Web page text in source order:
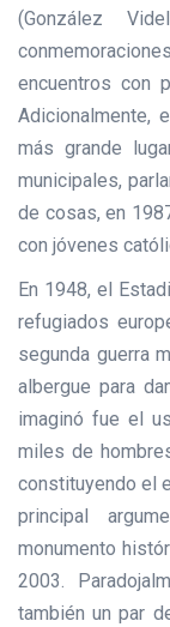
(González
encuentros con
Adicionalmente,
más grande
municipales,
de cosas, en
con jóvenes
En 1948, el
refugiados
segunda guerra
albergue para
imaginó fue el
miles de
constituyendo el
principal
monumento
2003.
también un par